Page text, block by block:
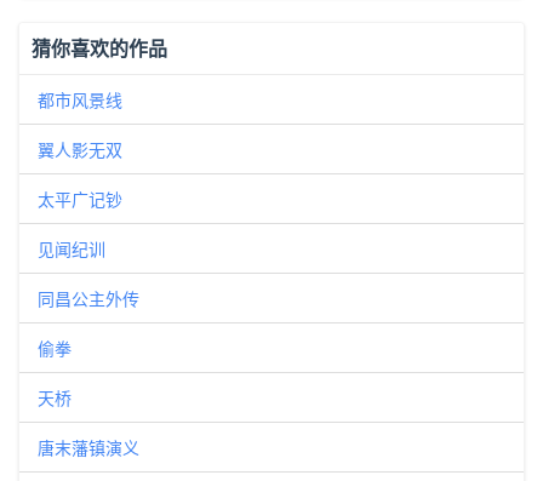
猜你喜欢的作品
都市风景线
翼人影无双
太平广记钞
见闻纪训
同昌公主外传
偷拳
天桥
唐末藩镇演义